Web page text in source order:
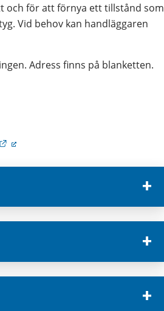
och för att förnya ett tillstånd som
Vid behov kan handläggaren
Adress finns på blanketten.
208.5 kB.
Länk till annan webbplats.